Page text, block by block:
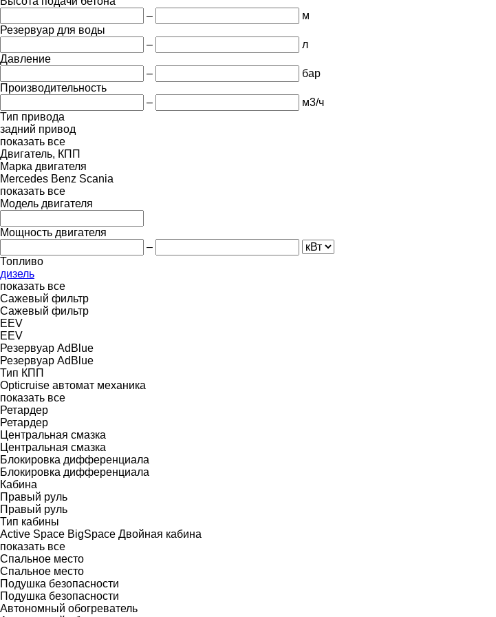
–
м
Резервуар для воды
–
л
Давление
–
бар
Производительность
–
м3/ч
Тип привода
задний привод
показать все
Двигатель, КПП
Марка двигателя
Mercedes Benz Scania
показать все
Модель двигателя
Мощность двигателя
–
Топливо
дизель
показать все
Сажевый фильтр
Сажевый фильтр
EEV
EEV
Резервуар AdBlue
Резервуар AdBlue
Тип КПП
Opticruise автомат механика
показать все
Ретардер
Ретардер
Центральная смазка
Центральная смазка
Блокировка дифференциала
Блокировка дифференциала
Кабина
Правый руль
Правый руль
Тип кабины
Active Space BigSpace Двойная кабина
показать все
Спальное место
Спальное место
Подушка безопасности
Подушка безопасности
Автономный обогреватель